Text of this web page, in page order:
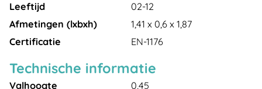
Leeftijd
02-12
Afmetingen (lxbxh)
1,41 x 0,6 x 1,87
Certificatie
EN-1176
Technische informatie
Valhoogte
0,45